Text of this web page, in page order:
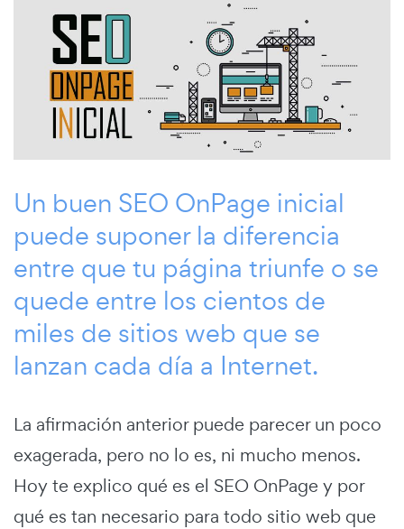
Un buen SEO OnPage inicial
puede suponer la diferencia
entre que tu página triunfe o se
quede entre los cientos de
miles de sitios web que se
lanzan cada día a Internet.
La afirmación anterior puede parecer un poco
exagerada, pero no lo es, ni mucho menos.
Hoy te explico qué es el SEO OnPage y por
qué es tan necesario para todo sitio web que